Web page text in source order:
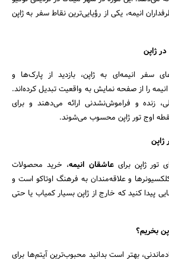
انیمه، یکی از رؤیایی‌ترین نقاط سفر به ژاپن
ژاپن
سفر انیمه‌ای به ژاپن، بازدید از پارک‌ها و
را از صفحه نمایش به واقعیت تبدیل کرده‌اند.
زنده و فراموش‌نشدنی ارائه می‌دهند و برای
نقطه اوج تور ژاپن محسوب می‌شوند.
ژاپن
تور ژاپن برایعاشقان انیمه، خرید محصولات
و علاقه‌مندان به فرهنگ اوتاکو است و
پیدا کنید که خارج از ژاپن بسیار کمیاب یا حتی
بخریم؟
بهتر است بدانید محبوب‌ترین آیتم‌ها برای